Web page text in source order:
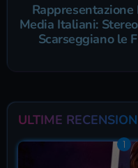
Media Italiani:
Scarseggiano le
ULTIME